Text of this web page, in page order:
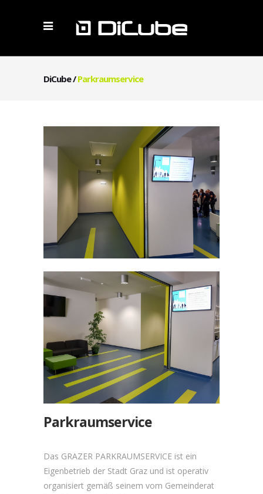
DiCube/Parkraumservice
Parkraumservice
Das GRAZER PARKRAUMSERVICE ist ein
Eigenbetrieb der Stadt Graz und ist operativ
organisiert gemäß seinem vom Gemeinderat